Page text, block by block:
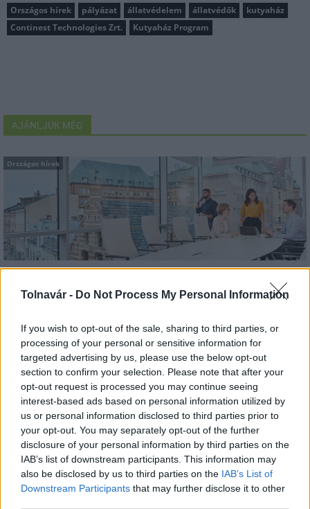
Tolnavár - Do Not Process My Personal Information
If you wish to opt-out of the sale, sharing to third parties, or
processing of your personal or sensitive information for
targeted advertising by us, please use the below opt-out
section to confirm your selection. Please note that after your
opt-out request is processed you may continue seeing
interest-based ads based on personal information utilized by
us or personal information disclosed to third parties prior to
your opt-out. You may separately opt-out of the further
disclosure of your personal information by third parties on the
IAB’s list of downstream participants. This information may
also be disclosed by us to third parties on the IAB’s List of
Downstream Participants that may further disclose it to other
Országos hírek pályázat állatvédelem állatvédők
kutyaház
Continest Technologies Zrt.
Kutyaház Program
AJÁNLJUK MÉG
Országos hírek
energiatakarékos
Országos hírek
Megérkezett az eső a Duna vízgyűjtőjére